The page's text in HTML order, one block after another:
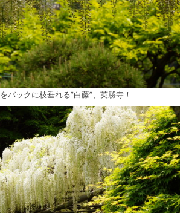
バックに枝垂れる”白藤”、英勝寺！